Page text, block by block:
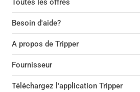
Toutes les offres
Besoin d'aide?
A propos de Tripper
Fournisseur
Téléchargez l'application Tripper